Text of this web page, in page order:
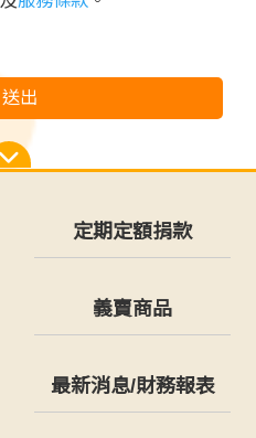
送出
定期定額捐款
義賣商品
最新消息/財務報表